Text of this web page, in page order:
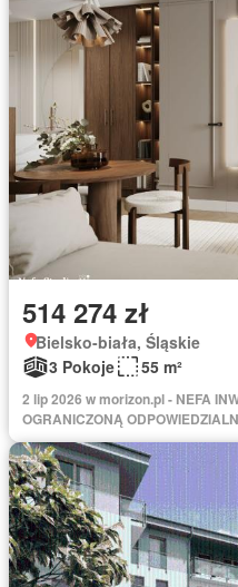
514 274 zł
Bielsko-biała, Śląskie
3 Pokoje
55 m²
2 lip 2026 w morizon.pl - NEFA
OGRANICZONĄ